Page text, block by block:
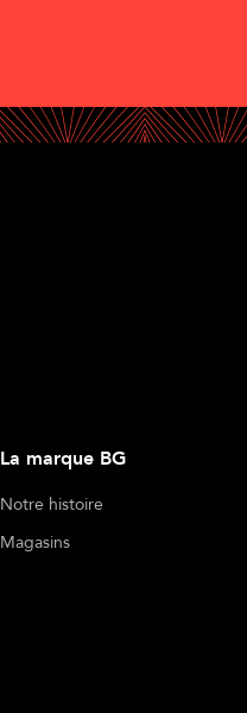
La marque BG
Notre histoire
Magasins